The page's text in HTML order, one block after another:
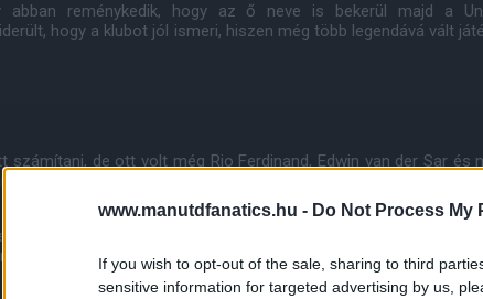
www.manutdfanatics.hu - Do Not Process My
If you wish to opt-out of the sale, sharing to third
sensitive information for targeted advertising by us,
abban reménykedik, hogy az ő neve is bekerül majd a
hogy a klubot jól ismeri, hiszen még több legendává vált
számítani, de ott volt még Rio Ferdinand, Edwin van der Sar és
maga Cristiano is."
nagy történelemmel rendelkező klub és mindig is az
hogy itt lehetek."